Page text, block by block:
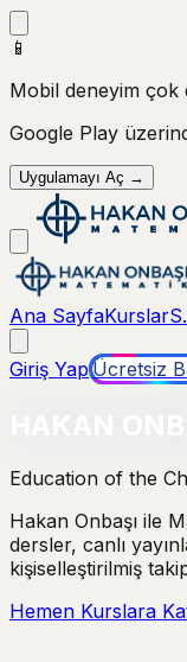
📱
Mobil deneyim çok
Google Play
Uygulamayı Aç →
Ana SayfaKurslar
Giriş Yap Ücretsiz
Education of the
Hakan Onbaşı ile
dersler, canlı
kişiselleştirilmiş
Hemen Kurslara